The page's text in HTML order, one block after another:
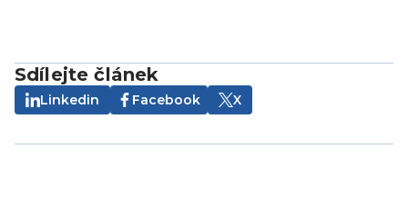
Sdílejte článek
Linkedin Facebook X